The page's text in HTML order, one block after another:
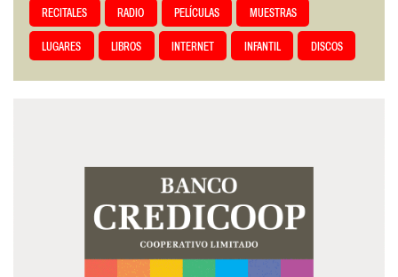
RECITALES RADIO PELÍCULAS MUESTRAS
LUGARES LIBROS INTERNET INFANTIL DISCOS